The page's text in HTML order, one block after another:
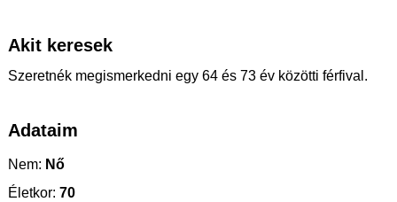
Akit keresek
Szeretnék megismerkedni egy 64 és 73 év közötti férfival.
Adataim
Nem: Nő
Életkor: 70